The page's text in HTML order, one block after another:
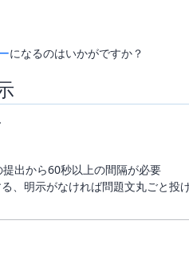
になるのはいかがですか？
出から60秒以上の間隔が必要
、明示がなければ問題文丸ごと